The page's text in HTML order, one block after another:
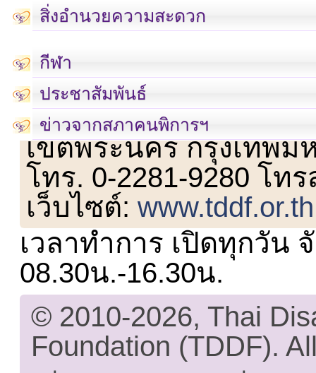
สิ่งอำนวยความสะดวก
กีฬา
ประชาสัมพันธ์
ข่าวจากสภาคนพิการฯ
เลขที่ 23 ชั้น 2 ถนนวิ
เขตพระนคร กรุงเทพม
โทร. 0-2281-9280 โท
เว็บไซต์:www.tddf.or.th
เวลาทำการ เปิดทุกวัน
08.30น.-16.30น.
© 2010-2026, Thai
Foundation (TDDF).